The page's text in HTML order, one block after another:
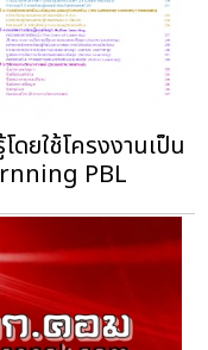
ดยใช้โครงงานเป็น
PBL